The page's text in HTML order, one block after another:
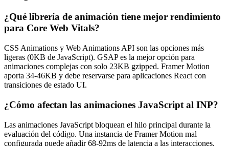
¿Qué librería de animación tiene mejor rendimiento
para Core Web Vitals?
CSS Animations y Web Animations API son las opciones más
ligeras (0KB de JavaScript). GSAP es la mejor opción para
animaciones complejas con solo 23KB gzipped. Framer Motion
aporta 34-46KB y debe reservarse para aplicaciones React con
transiciones de estado UI.
¿Cómo afectan las animaciones JavaScript al INP?
Las animaciones JavaScript bloquean el hilo principal durante la
evaluación del código. Una instancia de Framer Motion mal
configurada puede añadir 68-92ms de latencia a las interacciones.